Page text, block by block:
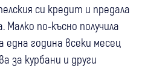
си кредит и предала
по-късно получила
една година всеки месец
за курбани и други